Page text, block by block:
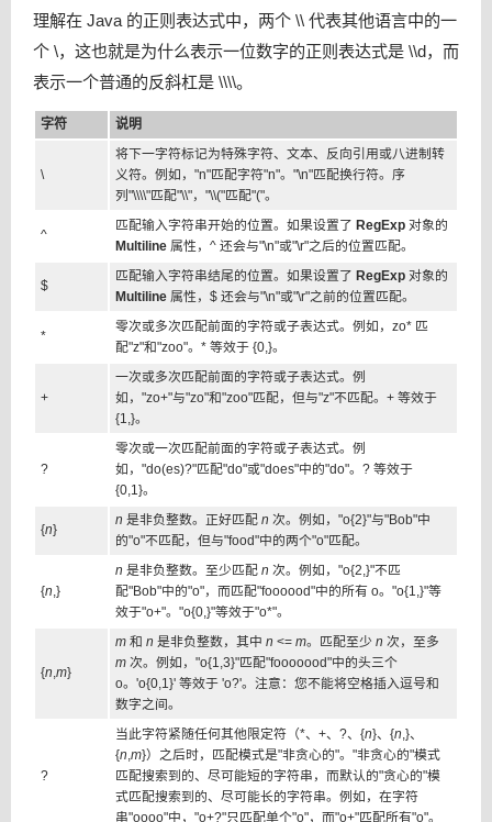
理解在 Java 的正则表达式中，两个 \\ 代表其他语言中的一
个 \，这也就是为什么表示一位数字的正则表达式是 \\d，而
表示一个普通的反斜杠是 \\\\。
字符 说明
\
将下一字符标记为特殊字符、文本、反向引用或八进制转
义符。例如，"n"匹配字符"n"。"\n"匹配换行符。序
列"\\\\"匹配"\\"，"\\("匹配"("。
^
匹配输入字符串开始的位置。如果设置了 RegExp 对象的
Multiline 属性，^ 还会与"\n"或"\r"之后的位置匹配。
$
匹配输入字符串结尾的位置。如果设置了 RegExp 对象的
Multiline 属性，$ 还会与"\n"或"\r"之前的位置匹配。
*
零次或多次匹配前面的字符或子表达式。例如，zo* 匹
配"z"和"zoo"。* 等效于 {0,}。
+
一次或多次匹配前面的字符或子表达式。例
如，"zo+"与"zo"和"zoo"匹配，但与"z"不匹配。+ 等效于
{1,}。
?
零次或一次匹配前面的字符或子表达式。例
如，"do(es)?"匹配"do"或"does"中的"do"。? 等效于
{0,1}。
{n}
n 是非负整数。正好匹配 n 次。例如，"o{2}"与"Bob"中
的"o"不匹配，但与"food"中的两个"o"匹配。
{n ,}
n 是非负整数。至少匹配 n 次。例如，"o{2,}"不匹
配"Bob"中的"o"，而匹配"foooood"中的所有 o。"o{1,}"等
效于"o+"。"o{0,}"等效于"o*"。
{n m}
m 和 n 是非负整数，其中 n <= m。匹配至少 n 次，至多
m 次。例如，"o{1,3}"匹配"fooooood"中的头三个
o。'o{0,1}' 等效于 'o?'。注意：您不能将空格插入逗号和
数字之间。
?
当此字符紧随任何其他限定符（*、+、?、{n}、{n ,}、
{n m}）之后时，匹配模式是"非贪心的"。"非贪心的"模式
匹配搜索到的、尽可能短的字符串，而默认的"贪心的"模
式匹配搜索到的、尽可能长的字符串。例如，在字符
串"oooo"中，"o+?"只匹配单个"o"，而"o+"匹配所有"o"。